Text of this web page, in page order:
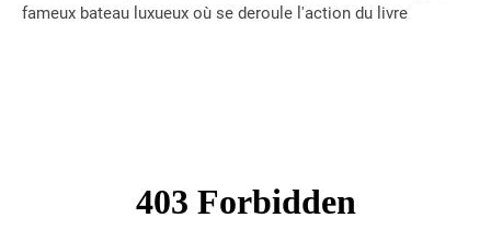
fameux bateau luxueux où se deroule l'action du livre